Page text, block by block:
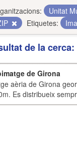
Unitat
Etiquetes:
de la
de Girona
aèria de Girona
Es distribueix